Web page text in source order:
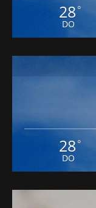
28 °
DO
28 °
DO